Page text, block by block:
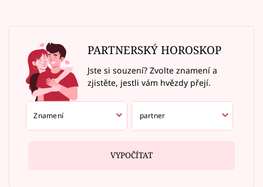
PARTNERSKÝ HOROSKOP
Jste si souzení? Zvolte znamení a
zjistěte, jestli vám hvězdy přejí.
VYPOČÍTAT